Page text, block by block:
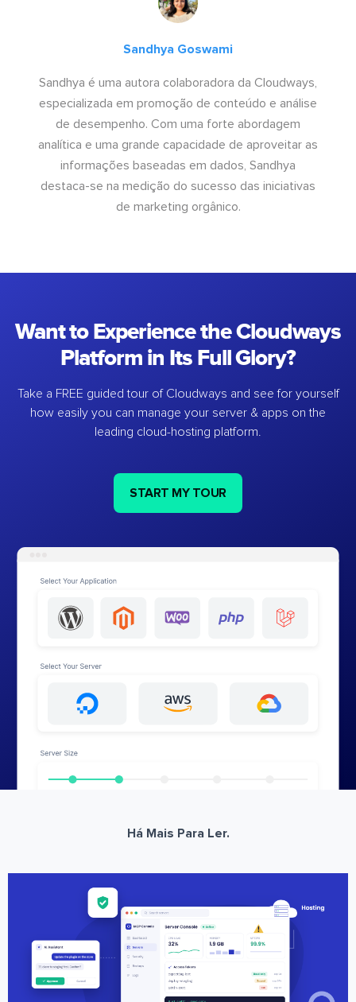
Sandhya Goswami
Sandhya é uma autora colaboradora da Cloudways,
especializada em promoção de conteúdo e análise
de desempenho. Com uma forte abordagem
analítica e uma grande capacidade de aproveitar as
informações baseadas em dados, Sandhya
destaca-se na medição do sucesso das iniciativas
de marketing orgânico.
Want to Experience the Cloudways
Platform in Its Full Glory?
Take a FREE guided tour of Cloudways and see for yourself
how easily you can manage your server & apps on the
leading cloud-hosting platform.
START MY TOUR
Há Mais Para Ler.